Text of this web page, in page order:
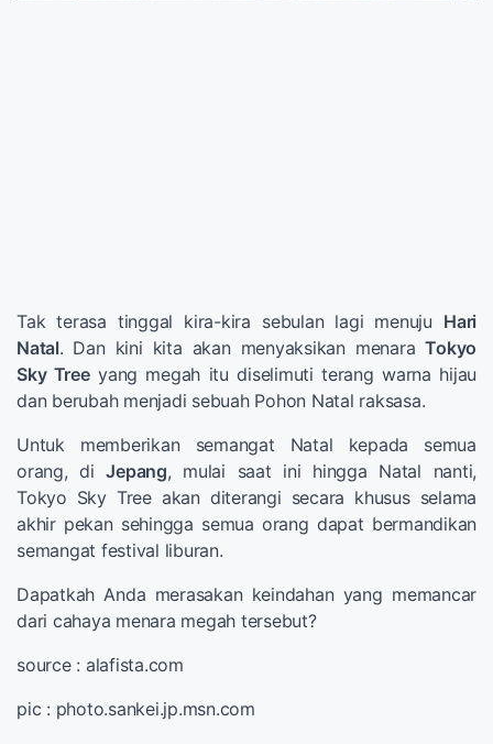
Tak terasa tinggal kira-kira sebulan lagi menuju Hari
Natal. Dan kini kita akan menyaksikan menaraTokyo
Sky Treeyang megah itu diselimuti terang warna hijau
dan berubah menjadi sebuah Pohon Natal raksasa.
Untuk memberikan semangat Natal kepada semua
orang, diJepang, mulai saat ini hingga Natal nanti,
Tokyo Sky Tree akan diterangi secara khusus selama
akhir pekan sehingga semua orang dapat bermandikan
semangat festival liburan.
Dapatkah Anda merasakan keindahan yang memancar
dari cahaya menara megah tersebut?
source : alafista.com
pic : photo.sankei.jp.msn.com